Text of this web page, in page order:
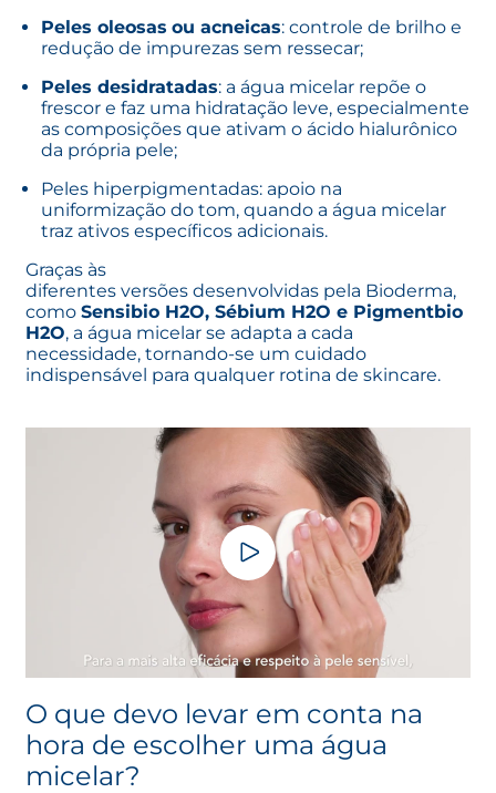
Peles oleosas ou acneicas: controle de brilho e
redução de impurezas sem ressecar;
Peles desidratadas: a água micelar repõe o
frescor e faz uma hidratação leve, especialmente
as composições que ativam o ácido hialurônico
da própria pele;
Peles hiperpigmentadas: apoio na
uniformização do tom, quando a água micelar
traz ativos específicos adicionais.
Graças às
diferentes versões desenvolvidas pela Bioderma,
como Sensibio H2O, Sébium H2O e Pigmentbio
H2O, a água micelar se adapta a cada
necessidade, tornando-se um cuidado
indispensável para qualquer rotina de skincare.
O que devo levar em conta na
hora de escolher uma água
micelar?